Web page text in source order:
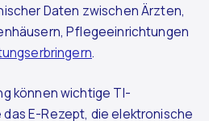
Daten zwischen Ärzten,
Pflegeeinrichtungen
.
können wichtige TI-
E-Rezept, die elektronische